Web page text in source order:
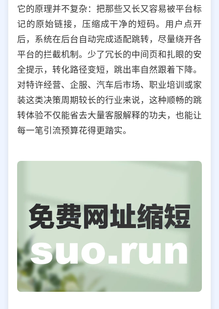
它的原理并不复杂：把那些又长又容易被平台标
记的原始链接，压缩成干净的短码。用户点开
后，系统在后台自动完成适配跳转，尽量绕开各
平台的拦截机制。少了冗长的中间页和扎眼的安
全提示，转化路径变短，跳出率自然跟着下降。
对特许经营、企服、汽车后市场、职业培训或家
装这类决策周期较长的行业来说，这种顺畅的跳
转体验不仅能省去大量客服解释的功夫，也能让
每一笔引流预算花得更踏实。